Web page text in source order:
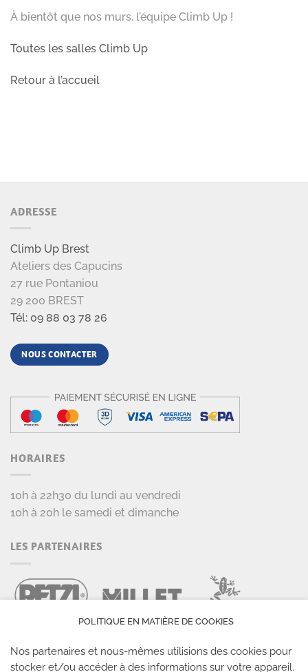
À bientôt que nos murs, l’équipe Climb Up !
Toutes les salles Climb Up
Retour à l’accueil
ADRESSE
Climb Up Brest
Ateliers des Capucins
27 rue Pontaniou
29 200 BREST
Tél: 09 88 03 78 26
NOUS CONTACTER
HORAIRES
10h à 22h30 du lundi au vendredi
10h à 20h le samedi et dimanche
LES PARTENAIRES
POLITIQUE EN MATIÈRE DE COOKIES
Nos partenaires et nous-mêmes utilisions des cookies pour
stocker et/ou accéder à des informations sur votre appareil.